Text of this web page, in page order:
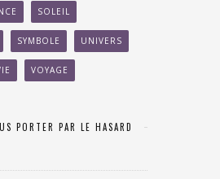
SOLEIL
SYMBOLE UNIVERS
VOYAGE
PORTER PAR LE HASARD